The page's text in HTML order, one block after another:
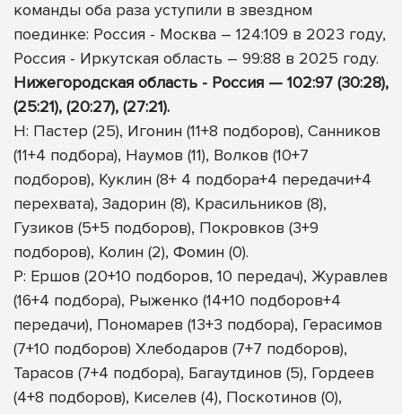
команды оба раза уступили в звездном
поединке: Россия - Москва – 124:109 в 2023 году,
Россия - Иркутская область – 99:88 в 2025 году.
Нижегородская область - Россия — 102:97 (30:28),
(25:21), (20:27), (27:21).
Н: Пастер (25), Игонин (11+8 подборов), Санников
(11+4 подбора), Наумов (11), Волков (10+7
подборов), Куклин (8+ 4 подбора+4 передачи+4
перехвата), Задорин (8), Красильников (8),
Гузиков (5+5 подборов), Покровков (3+9
подборов), Колин (2), Фомин (0).
Р: Ершов (20+10 подборов, 10 передач), Журавлев
(16+4 подбора), Рыженко (14+10 подборов+4
передачи), Пономарев (13+3 подбора), Герасимов
(7+10 подборов) Хлебодаров (7+7 подборов),
Тарасов (7+4 подбора), Багаутдинов (5), Гордеев
(4+8 подборов), Киселев (4), Поскотинов (0),